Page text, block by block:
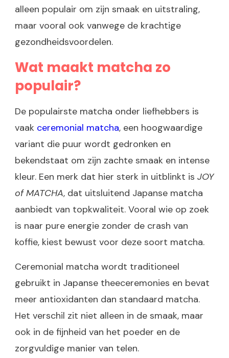
alleen populair om zijn smaak en uitstraling,
maar vooral ook vanwege de krachtige
gezondheidsvoordelen.
Wat maakt matcha zo
populair?
De populairste matcha onder liefhebbers is
vaak ceremonial matcha, een hoogwaardige
variant die puur wordt gedronken en
bekendstaat om zijn zachte smaak en intense
kleur. Een merk dat hier sterk in uitblinkt is JOY
of MATCHA, dat uitsluitend Japanse matcha
aanbiedt van topkwaliteit. Vooral wie op zoek
is naar pure energie zonder de crash van
koffie, kiest bewust voor deze soort matcha.
Ceremonial matcha wordt traditioneel
gebruikt in Japanse theeceremonies en bevat
meer antioxidanten dan standaard matcha.
Het verschil zit niet alleen in de smaak, maar
ook in de fijnheid van het poeder en de
zorgvuldige manier van telen.